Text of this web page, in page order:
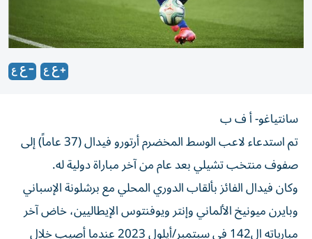
سانتياغو- أ ف ب
تم استدعاء لاعب الوسط المخضرم أرتورو فيدال (37 عاماً) إلى
صفوف منتخب تشيلي بعد عام من آخر مباراة دولية له.
وكان فيدال الفائز بألقاب الدوري المحلي مع برشلونة الإسباني
وبايرن ميونيخ الألماني وإنتر ويوفنتوس الإيطاليين، خاض آخر